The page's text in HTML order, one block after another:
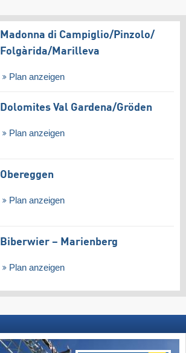
Madonna di Campiglio/​Pinzolo/​
Folgàrida/​Marilleva
Plan anzeigen
Dolomites Val Gardena/​Gröden
Plan anzeigen
Obereggen
Plan anzeigen
Biberwier – Marienberg
Plan anzeigen